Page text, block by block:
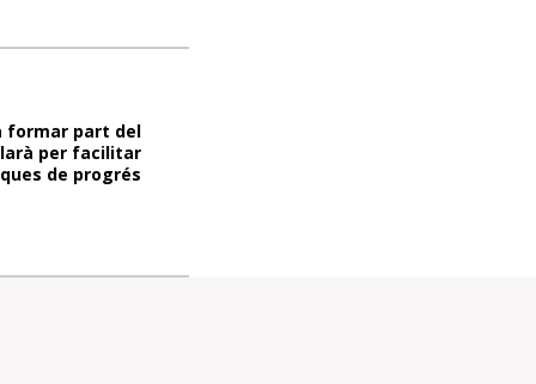
formar part del
per facilitar
de progrés